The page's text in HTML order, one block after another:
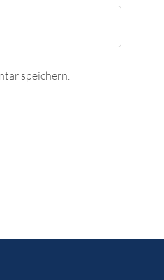
speichern.